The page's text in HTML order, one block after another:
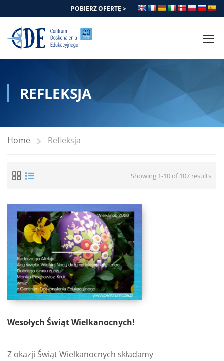
POBIERZ OFERTĘ >
REFLEKSJA
Home Refleksja
Showing 1-10 of 107 results
Wesołych Świąt Wielkanocnych!
Z okazji Świąt Wielkanocnych składamy